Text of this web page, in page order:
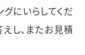
にいらしてくだ
し、またお見積